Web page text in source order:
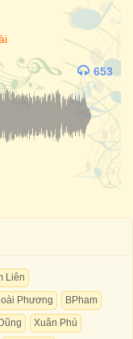
653
Liên
Phương
BPham
Xuân Phú